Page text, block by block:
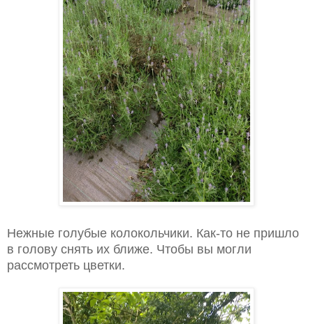
Нежные голубые колокольчики. Как-то не пришло
в голову снять их ближе. Чтобы вы могли
рассмотреть цветки.